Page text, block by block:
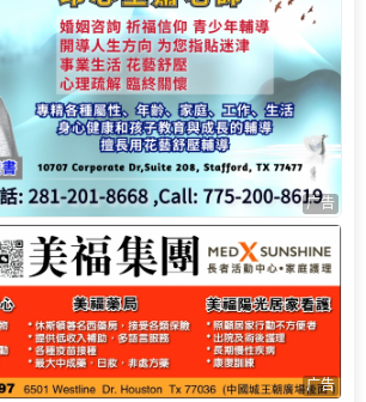
广告
广告